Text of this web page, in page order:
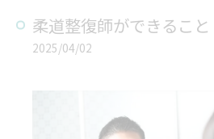
柔道整復師ができること
2025/04/02